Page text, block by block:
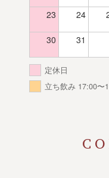
23 24
30 31
定休日
立ち飲み 17:00〜